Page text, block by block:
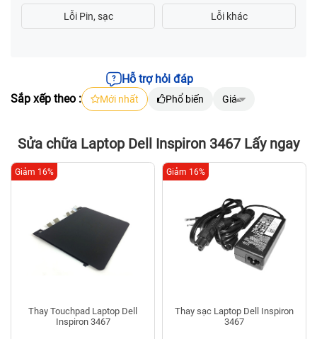
Hỗ trợ hỏi đáp
Sắp xếp theo :
Mới nhất Phổ biến Giá
Sửa chữa Laptop Dell Inspiron 3467 Lấy ngay
Thay Touchpad Laptop Dell
Inspiron 3467
Giảm 16%
Thay sạc Laptop Dell Inspiron
3467
Giảm 16%